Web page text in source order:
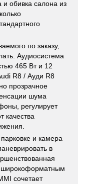
и обивка салона из
по заказу,
Аудиосистема
465 Вт и 12
R8 / Ауди R8
прозрачное
шума
регулирует
качества
и камера
в
широкоформатным
сочетает